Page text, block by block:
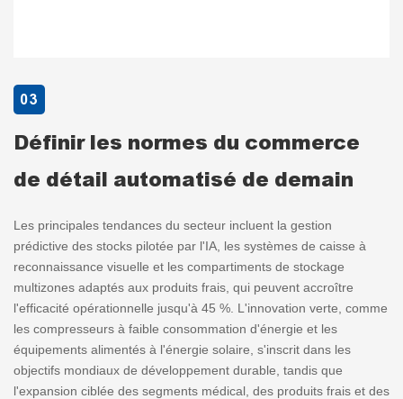
03
Définir les normes du commerce
de détail automatisé de demain
Les principales tendances du secteur incluent la gestion
prédictive des stocks pilotée par l'IA, les systèmes de caisse à
reconnaissance visuelle et les compartiments de stockage
multizones adaptés aux produits frais, qui peuvent accroître
l'efficacité opérationnelle jusqu'à 45 %. L'innovation verte, comme
les compresseurs à faible consommation d'énergie et les
équipements alimentés à l'énergie solaire, s'inscrit dans les
objectifs mondiaux de développement durable, tandis que
l'expansion ciblée des segments médical, des produits frais et des